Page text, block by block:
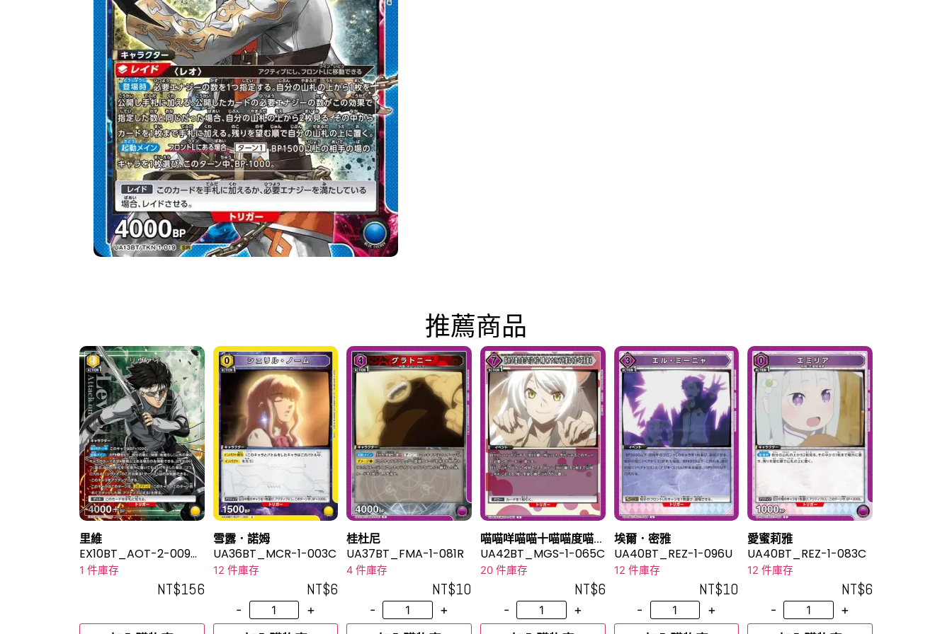
推薦商品
里維
EX10BT_AOT-2-009_
2SR★
1 件庫存
NT$156
雪露．諾姆
UA36BT_MCR-1-003C
12 件庫存
NT$6
-
+
桂杜尼
UA37BT_FMA-1-081R
4 件庫存
NT$10
-
+
喵喵咩喵喵十喵喵度喵排
列喵咕喵咕咿喵喵咕喵喵
嘣喵喵台喵喵咕喵地排列
好再喵㗎喵㗎咩
UA42BT_MGS-1-065C
20 件庫存
NT$6
-
+
埃爾．密雅
UA40BT_REZ-1-096U
12 件庫存
NT$10
-
+
愛蜜莉雅
UA40BT_REZ-1-083C
12 件庫存
NT$6
-
+